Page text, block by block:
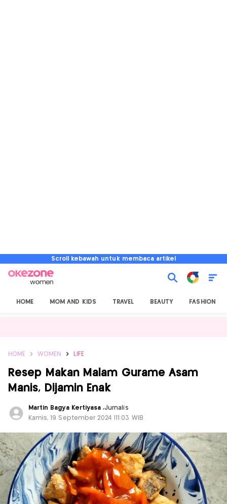
Scroll kebawah untuk membaca artikel
HOME MOM AND KIDS TRAVEL BEAUTY FASHION
HOME WOMEN LIFE
Resep Makan Malam Gurame Asam
Manis, Dijamin Enak
Martin Bagya Kertiyasa,Jurnalis
Kamis, 19 September 2024 |11:03 WIB